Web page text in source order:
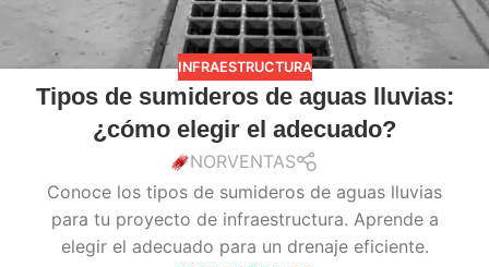
INFRAESTRUCTURA
Tipos de sumideros de aguas lluvias:
¿cómo elegir el adecuado?
NORVENTAS
Conoce los tipos de sumideros de aguas lluvias
para tu proyecto de infraestructura. Aprende a
elegir el adecuado para un drenaje eficiente.